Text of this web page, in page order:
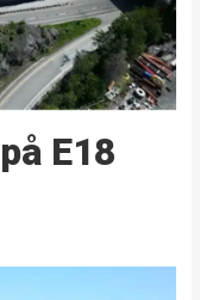
E18